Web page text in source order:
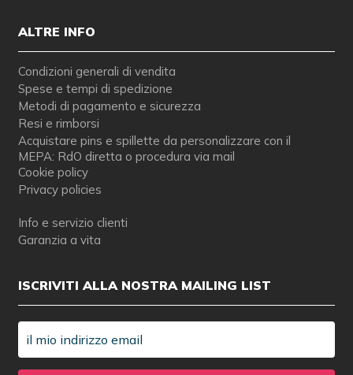
ALTRE INFO
Condizioni generali di vendita
Spese e tempi di spedizione
Metodi di pagamento e sicurezza
Resi e rimborsi
Acquistare pins e spillette da personalizzare con il
MEPA: RdO diretta o procedura via mail
Cookie policy
Privacy policies
Info e servizio clienti
Garanzia a vita
ISCRIVITI ALLA NOSTRA MAILING LIST